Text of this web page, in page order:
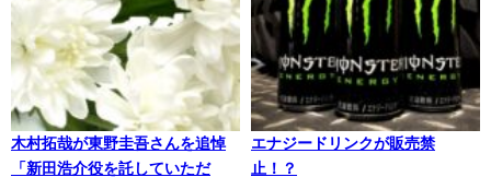
木村拓哉が東野圭吾さんを追悼
「新田浩介役を託していただ
エナジードリンクが販売禁
止！？